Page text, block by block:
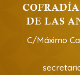
DE LAS
C/Máximo